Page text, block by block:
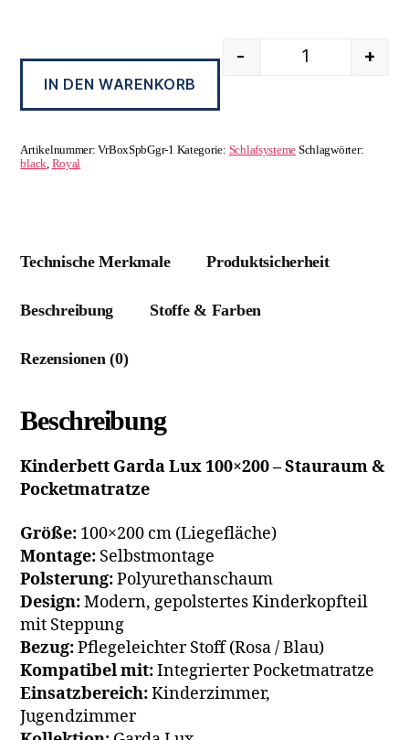
- +
IN DEN WARENKORB
Artikelnummer:VrBoxSpbGgr-1 Kategorie: Schlafsysteme Schlagwörter:
black, Royal
Technische Merkmale Produktsicherheit
Beschreibung Stoffe & Farben
Rezensionen (0)
Beschreibung
Kinderbett Garda Lux 100×200 – Stauraum &
Pocketmatratze
Größe: 100×200 cm (Liegefläche)
Montage: Selbstmontage
Polsterung:Polyurethanschaum
Design:Modern, gepolstertes Kinderkopfteil
mit Steppung
Bezug:Pflegeleichter Stoff (Rosa / Blau)
Kompatibel mit:Integrierter Pocketmatratze
Einsatzbereich:Kinderzimmer,
Jugendzimmer